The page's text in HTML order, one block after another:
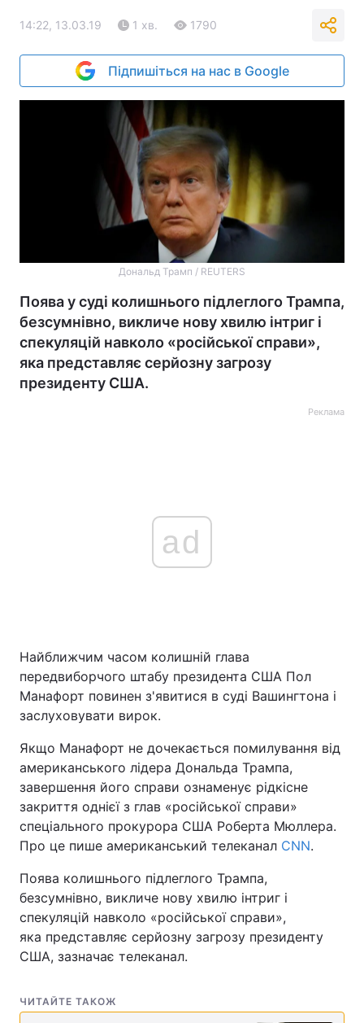
14:22, 13.03.19 1 хв. 1790
Підпишіться на нас в Google
Дональд Трамп / REUTERS
Поява у суді колишнього підлеглого Трампа,
безсумнівно, викличе нову хвилю інтриг і
спекуляцій навколо «російської справи»,
яка представляє серйозну загрозу
президенту США.
Реклама
ad
Найближчим часом колишній глава
передвиборчого штабу президента США Пол
Манафорт повинен з'явитися в суді Вашингтона і
заслуховувати вирок.
Якщо Манафорт не дочекається помилування від
американського лідера Дональда Трампа,
завершення його справи ознаменує рідкісне
закриття однієї з глав «російської справи»
спеціального прокурора США Роберта Мюллера.
Про це пише американський телеканал CNN.
Поява колишнього підлеглого Трампа,
безсумнівно, викличе нову хвилю інтриг і
спекуляцій навколо «російської справи»,
яка представляє серйозну загрозу президенту
США, зазначає телеканал.
ЧИТАЙТЕ ТАКОЖ